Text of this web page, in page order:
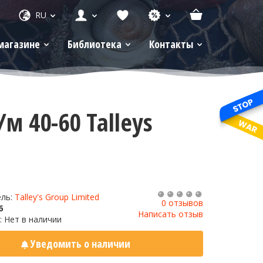
RU
Библиотека Контакты
40-60 Talleys
Talley's Group Limited
Нет в наличии
0 отзывов
Написать отзыв
Уведомить о наличии